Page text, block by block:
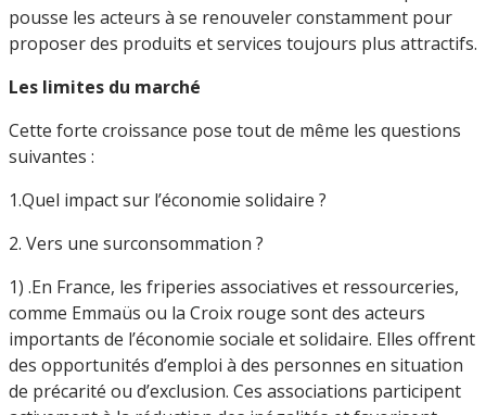
pousse les acteurs à se renouveler constamment pour
proposer des produits et services toujours plus attractifs.
Les limites du marché
Cette forte croissance pose tout de même les questions
suivantes :
1.Quel impact sur l’économie solidaire ?
2. Vers une surconsommation ?
1) .En France, les friperies associatives et ressourceries,
comme Emmaüs ou la Croix rouge sont des acteurs
importants de l’économie sociale et solidaire. Elles offrent
des opportunités d’emploi à des personnes en situation
de précarité ou d’exclusion. Ces associations participent